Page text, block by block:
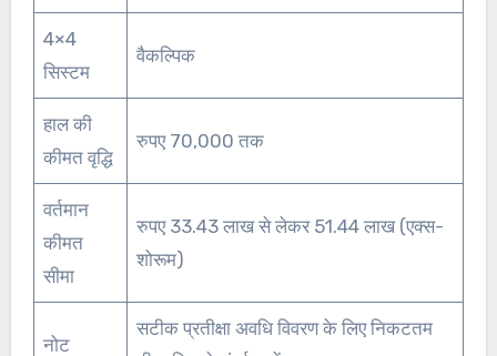
4×4
सिस्टम
वैकल्पिक
हाल की
कीमत वृद्धि
रुपए 70,000 तक
वर्तमान
कीमत
सीमा
रुपए 33.43 लाख से लेकर 51.44 लाख (एक्स-
शोरूम)
नोट
सटीक प्रतीक्षा अवधि विवरण के लिए निकटतम